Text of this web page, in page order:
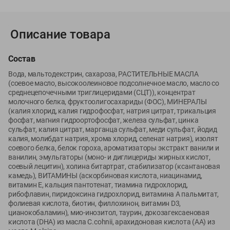
©2026ООО «ГРИНрозница» - Доставка продуктов питания в
Минске.
Юридическая информация и условия пользовательского
соглашения
Номер уполномоченных рассматривать обращения покупателей в
соответствии с законодательством об обращениях граждан и
юридических лиц: Отдел торговли и услуг Администрации
Фрунзенского района г. Минска + 375 17 272 73 84 .
Номер и адрес электронной почты лица, уполномоченного
продавцом рассматривать обращения покупателей о нарушении их
прав, предусмотренных законодательством о защите прав
потребителей: +375 44 560-60-61, shop@green-dostavka.by.
Способы оплаты товара:
Описание товара
Состав
Вода, мальтодекстрин, сахароза, РАСТИТЕЛЬНЫЕ МАСЛА
(соевое масло, высокоолеиновое подсолнечное масло, масло со
среднецепочечными триглицеридами (СЦТ)), концентрат
молочного белка, фруктоолигосахариды (ФОС), МИНЕРАЛЫ
(калия хлорид, калия гидрофосфат, натрия цитрат, трикальция
фосфат, магния гидроортофосфат, железа сульфат, цинка
сульфат, калия цитрат, марганца сульфат, меди сульфат, йодид
калия, молибдат натрия, хрома хлорид, селенат натрия), изолят
соевого белка, белок гороха, ароматизаторы экстракт ванили и
ванилин, эмульгаторы (моно- и диглицериды жирных кислот,
соевый лецитин), холина битартрат, стабилизатор (ксантановая
камедь), ВИТАМИНЫ (аскорбиновая кислота, ниацинамид,
витамин Е, кальция пантотенат, тиамина гидрохлорид,
рибофлавин, пиридоксина гидрохлорид, витамина А пальмитат,
фолиевая кислота, биотин, филлохинон, витамин D3,
цианокобаламин), мио-инозитол, таурин, докозагексаеновая
кислота (DHA) из масла C.cohnii, арахидоновая кислота (АA) из